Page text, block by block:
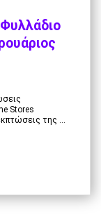
Stores
της ...